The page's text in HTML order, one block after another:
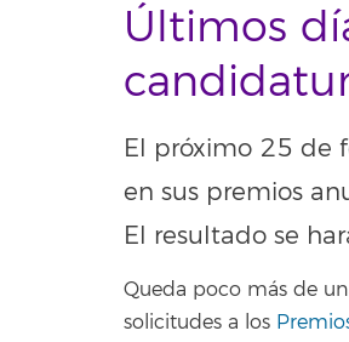
Últimos
El próximo 25 de
en sus premios
El resultado se
Queda poco más de
solicitudes a los